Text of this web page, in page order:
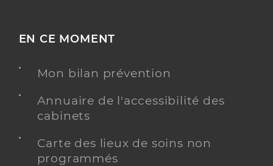
EN CE MOMENT
Mon bilan prévention
Annuaire de l'accessibilité des
cabinets
Carte des lieux de soins non
programmés